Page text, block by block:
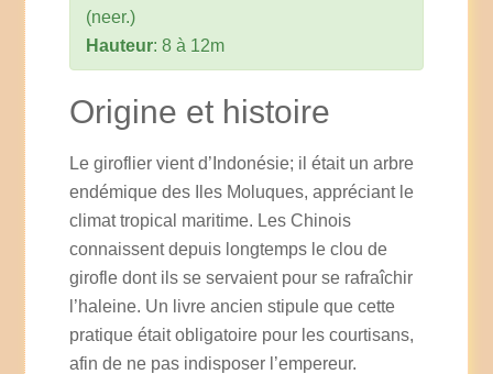
(neer.)
Hauteur: 8 à 12m
Origine et histoire
Le giroflier vient d’Indonésie; il était un arbre
endémique des Iles Moluques, appréciant le
climat tropical maritime. Les Chinois
connaissent depuis longtemps le clou de
girofle dont ils se servaient pour se rafraîchir
l’haleine. Un livre ancien stipule que cette
pratique était obligatoire pour les courtisans,
afin de ne pas indisposer l’empereur.